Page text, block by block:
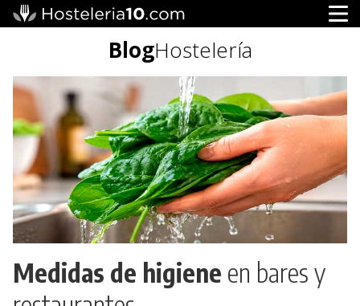
BlogHostelería
Medidas de higiene en bares y